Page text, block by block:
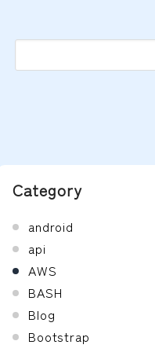
Category
android
api
AWS
BASH
Blog
Bootstrap